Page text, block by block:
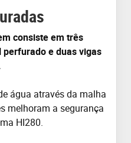
consiste em três
e duas vigas
água através da malha
melhoram a segurança
HI280.